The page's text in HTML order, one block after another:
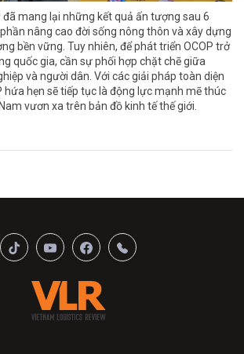
đã mang lại những kết quả ấn tượng sau 6
nâng cao đời sống nông thôn và xây dựng
bền vững. Tuy nhiên, để phát triển OCOP trở
quốc gia, cần sự phối hợp chặt chẽ giữa
và người dân. Với các giải pháp toàn diện
hứa hẹn sẽ tiếp tục là động lực mạnh mẽ thúc
vươn xa trên bản đồ kinh tế thế giới.